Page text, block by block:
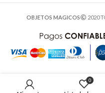
OBJETOS MAGICOS 2020
0